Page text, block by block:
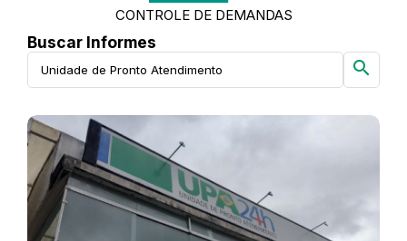
CONTROLE DE DEMANDAS
Buscar Informes
search